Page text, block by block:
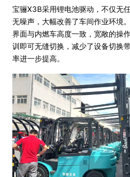
宝骊X3B采用锂电池驱动，不仅无
无噪声，大幅改善了车间作业环境
界面与内燃车高度一致，宽敞的操
训即可无缝切换，减少了设备切换
率进一步提高。